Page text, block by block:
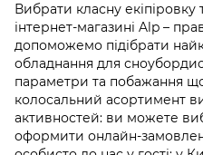
Вибрати класну екіпіровку
інтернет-магазині Alp –
допоможемо підібрати
обладнання для
параметри та побажання
колосальний асортимент
активностей: ви можете
оформити онлайн-